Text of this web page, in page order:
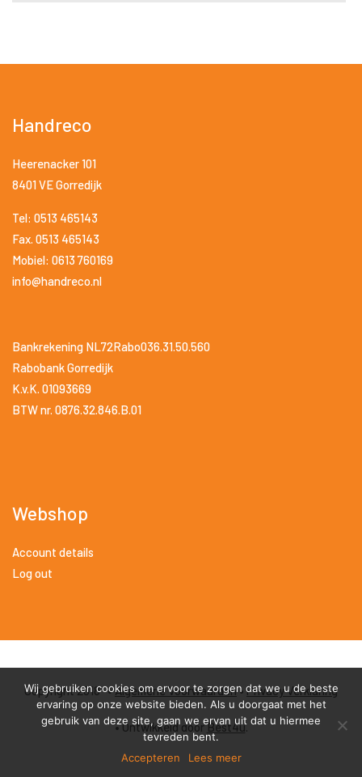
Handreco
Heerenacker 101
8401 VE Gorredijk
Tel: 0513 465143
Fax. 0513 465143
Mobiel: 0613 760169
info@handreco.nl
Bankrekening NL72Rabo036.31.50.560
Rabobank Gorredijk
K.v.K. 01093669
BTW nr. 0876.32.846.B.01
Webshop
Account details
Log out
Copyright 2018 •Algemene Voorwaarden•Privacy Verklaring
• Ontwikkeld doorBest4u.
Wij gebruiken cookies om ervoor te zorgen dat we u de beste
ervaring op onze website bieden. Als u doorgaat met het
gebruik van deze site, gaan we ervan uit dat u hiermee
tevreden bent.
Accepteren
Lees meer